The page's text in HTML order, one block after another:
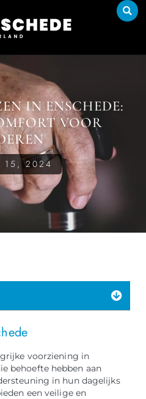
IN ENSCHEDE:
VOOR
15, 2024
voorziening in
behoefte hebben aan
in hun dagelijks
een veilige en